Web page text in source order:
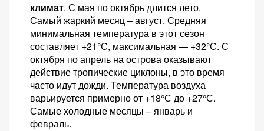
климат. С мая по октябрь длится лето.
Самый жаркий месяц – август. Средняя
минимальная температура в этот сезон
составляет +21°С, максимальная — +32°С. С
октября по апрель на острова оказывают
действие тропические циклоны, в это время
часто идут дожди. Температура воздуха
варьируется примерно от +18°С до +27°С.
Самые холодные месяцы – январь и
февраль.